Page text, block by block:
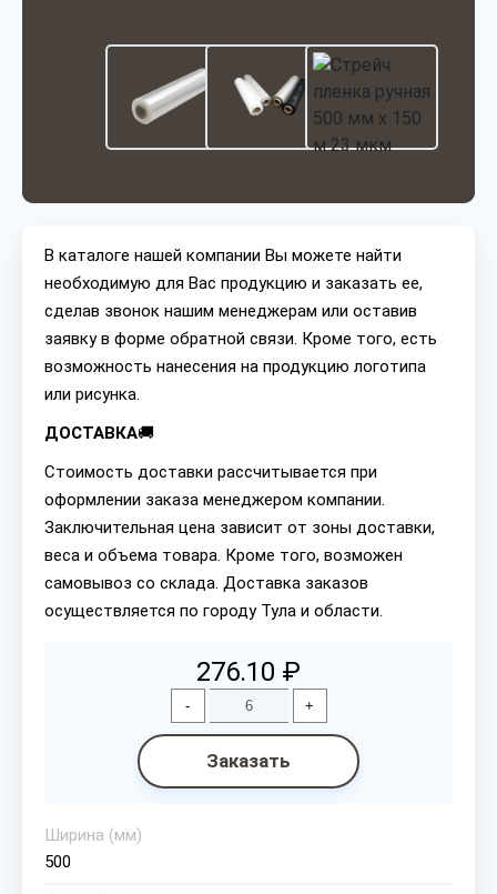
В каталоге нашей компании Вы можете найти
необходимую для Вас продукцию и заказать ее,
сделав звонок нашим менеджерам или оставив
заявку в форме обратной связи. Кроме того, есть
возможность нанесения на продукцию логотипа
или рисунка.
ДОСТАВКА🚚
Стоимость доставки рассчитывается при
оформлении заказа менеджером компании.
Заключительная цена зависит от зоны доставки,
веса и объема товара. Кроме того, возможен
самовывоз со склада. Доставка заказов
осуществляется по городу Тула и области.
276.10 ₽
- +
Заказать
Ширина (мм)
500